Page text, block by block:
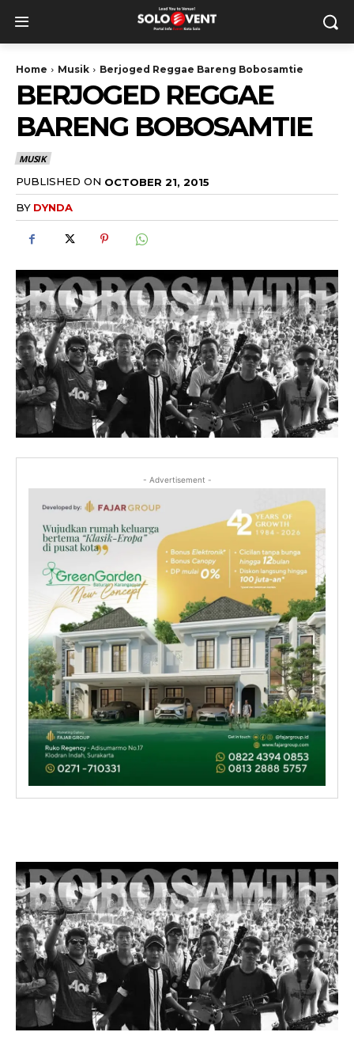
Home Musik Berjoged Reggae Bareng Bobosamtie
BERJOGED REGGAE
BARENG BOBOSAMTIE
MUSIK
PUBLISHED ON OCTOBER 21, 2015
BY DYNDA
- Advertisement -